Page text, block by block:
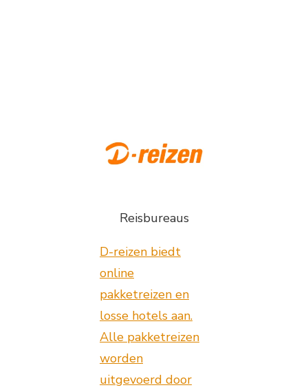
Reisbureaus
D-reizen biedt
online
pakketreizen en
losse hotels aan.
Alle pakketreizen
worden
uitgevoerd door